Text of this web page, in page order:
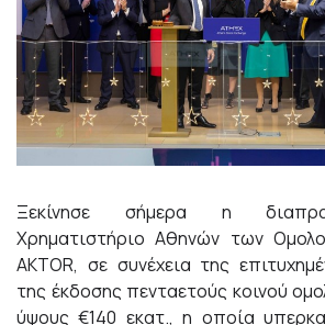
Ξεκίνησε σήμερα η
Χρηματιστήριο Αθηνών των
AKTOR, σε συνέχεια της
της έκδοσης πενταετούς κοινού
ύψους €140 εκατ., η οποία